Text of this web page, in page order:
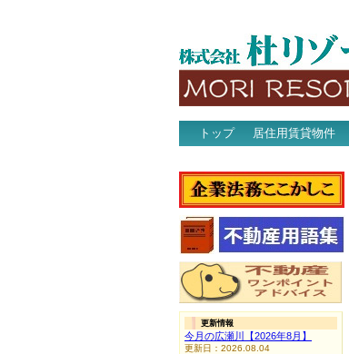
トップ 居住用賃貸物件
更新情報
今月の広瀬川【2026年8月】
更新日：2026.08.04